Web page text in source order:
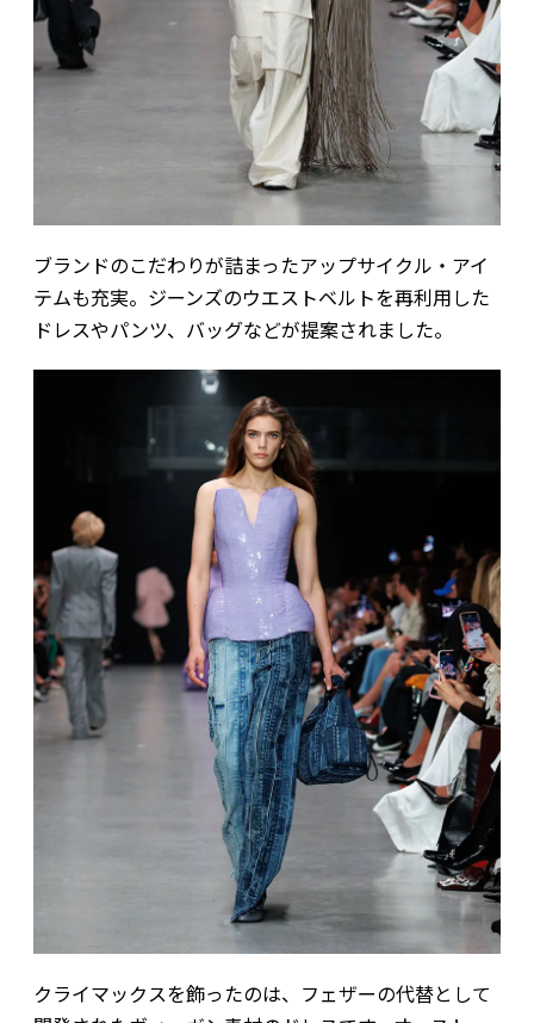
ブランドのこだわりが詰まったアップサイクル・アイ
テムも充実。ジーンズのウエストベルトを再利用した
ドレスやパンツ、バッグなどが提案されました。
クライマックスを飾ったのは、フェザーの代替として